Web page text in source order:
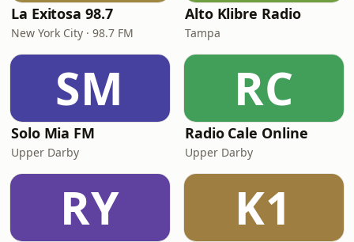
La Exitosa 98.7
New York City · 98.7 FM
Alto Klibre Radio
Tampa
SM
Solo Mia FM
Upper Darby
RC
Radio Cale Online
Upper Darby
RY K1